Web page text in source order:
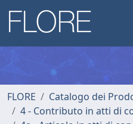
FLORE
Catalogo dei
4 - Contributo in atti di